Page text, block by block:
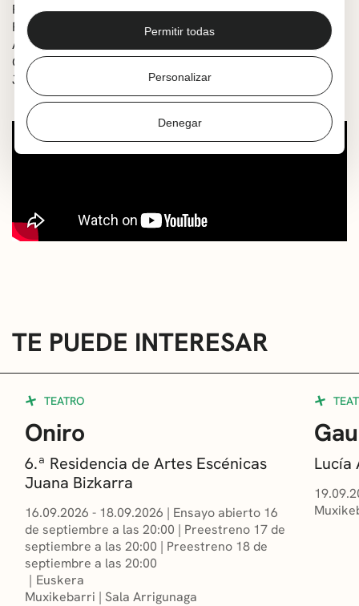
Permitir todas
Personalizar
Denegar
Reparto:
Rocío: María José G. Chagoyen
Ángela: Mercedes Moyá
Carlota: Chelo García
José Ramón: Jesús M. Galo
TE PUEDE INTERESAR
TEATRO
Oniro
6.ª Residencia de Artes Escénicas
Juana Bizkarra
16.09.2026 - 18.09.2026 | Ensayo abierto 16
de septiembre a las 20:00 | Preestreno 17 de
septiembre a las 20:00 | Preestreno 18 de
septiembre a las 20:00
Euskera
Muxikebarri | Sala Arrigunaga
Lucía